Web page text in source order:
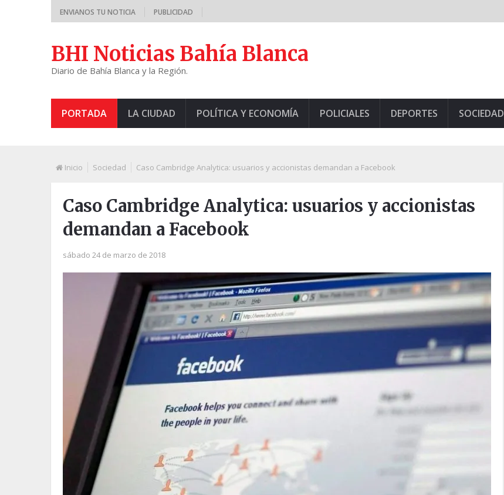
ENVIANOS TU NOTICIA PUBLICIDAD
BHI Noticias Bahía Blanca
Diario de Bahía Blanca y la Región.
PORTADA LA CIUDAD POLÍTICA Y ECONOMÍA POLICIALES DEPORTES SOCIEDAD
Inicio Sociedad Caso Cambridge Analytica: usuarios y accionistas demandan a Facebook
Caso Cambridge Analytica: usuarios y accionistas
demandan a Facebook
sábado 24 de marzo de 2018